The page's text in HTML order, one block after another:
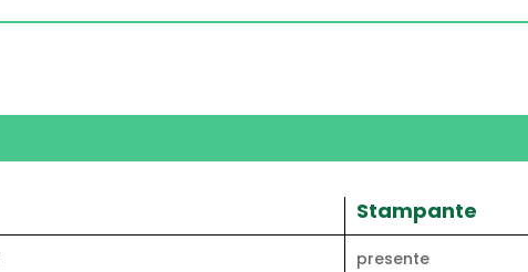
Stampante
presente